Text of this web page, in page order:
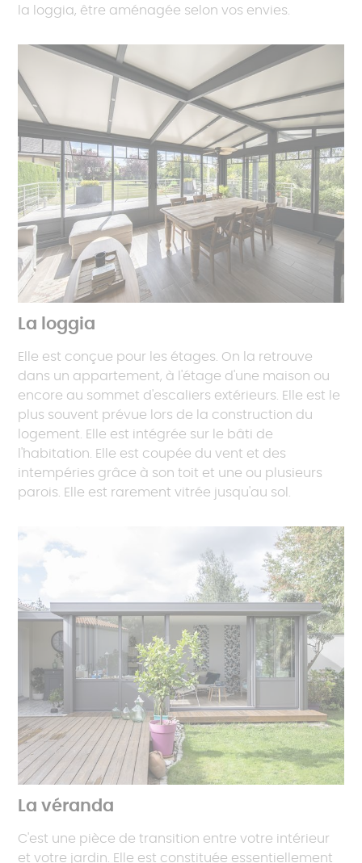
la loggia, être aménagée selon vos envies.
La loggia
Elle est conçue pour les étages. On la retrouve
dans un appartement, à l'étage d'une maison ou
encore au sommet d'escaliers extérieurs. Elle est le
plus souvent prévue lors de la construction du
logement. Elle est intégrée sur le bâti de
l'habitation. Elle est coupée du vent et des
intempéries grâce à son toit et une ou plusieurs
parois. Elle est rarement vitrée jusqu'au sol.
La véranda
C'est une pièce de transition entre votre intérieur
et votre jardin. Elle est constituée essentiellement